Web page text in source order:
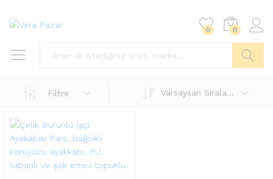
0 0
Filtre
Varsayılan Sıralama